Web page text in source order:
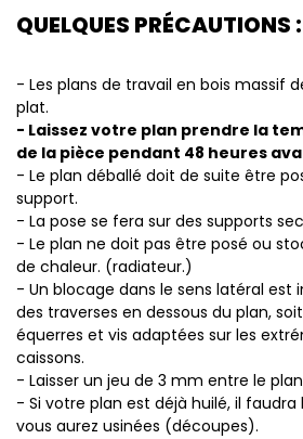
QUELQUES PRÉCAUTIONS :
- Les plans de travail en bois massif
plat.
- Laissez votre plan prendre la
de la pièce pendant 48 heures
- Le plan déballé doit de suite être
support.
- La pose se fera sur des supports
- Le plan ne doit pas être posé ou
de chaleur. (radiateur.)
- Un blocage dans le sens latéral est
des traverses en dessous du plan,
équerres et vis adaptées sur les
caissons.
- Laisser un jeu de 3 mm entre le
- Si votre plan est déjà huilé, il faudra
vous aurez usinées (découpes).